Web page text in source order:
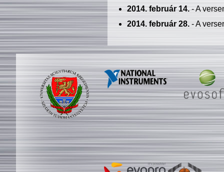
2014. február 14.- A
2014. február 28.- A